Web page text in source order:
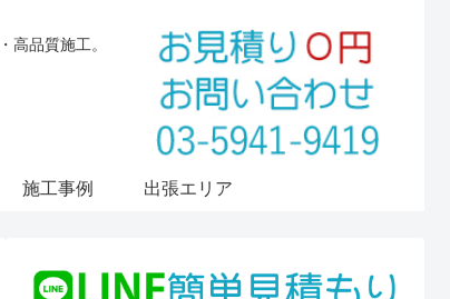
高品質施工。
施工事例 出張エリア